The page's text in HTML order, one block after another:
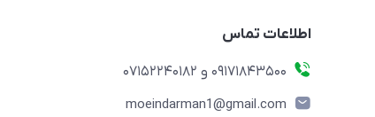
اطلاعات تماس
09171843500 و 07152240182
moeindarman1@gmail.com